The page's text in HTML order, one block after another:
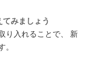
みましょう
り入れることで、 新
。